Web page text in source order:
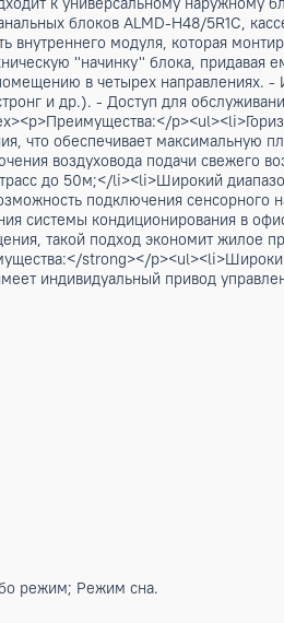
140м2. Подходит к
для канальных блоков
часть внутреннего
техническую "начинку"
по помещению в
армстронг и др.). -
p>
управления, что
подключения воздуховода
длина трасс до 50м;</
li><li>Возможность
создания системы
помещения, такой подход
модели имеет